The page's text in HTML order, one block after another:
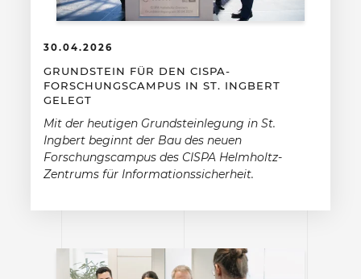
30.04.2026
GRUNDSTEIN FÜR DEN CISPA-
FORSCHUNGSCAMPUS IN ST. INGBERT
GELEGT
Mit der heutigen Grundsteinlegung in St.
Ingbert beginnt der Bau des neuen
Forschungscampus des CISPA Helmholtz-
Zentrums für Informationssicherheit.